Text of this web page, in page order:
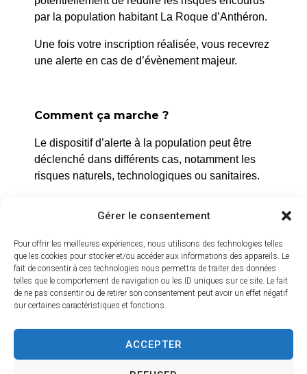
Gérer le consentement
Pour offrir les meilleures expériences, nous utilisons des technologies telles
que les cookies pour stocker et/ou accéder aux informations des appareils. Le
fait de consentir à ces technologies nous permettra de traiter des données
telles que le comportement de navigation ou les ID uniques sur ce site. Le fait
de ne pas consentir ou de retirer son consentement peut avoir un effet négatif
sur certaines caractéristiques et fonctions.
ACCEPTER
2 avenue de l’Europe Unie,
13640 La Roque d’Anthéron
Nous contacter
Horaires d'ouverture
Du lundi au jeudi :
de 8h30 à 11h30 et de 14h à 16h
Le vendredi :
par la population habitant La Roque d’Anthéron.
Une fois votre inscription réalisée, vous recevrez
une alerte en cas de d’évènement majeur.
Comment ça marche ?
Le dispositif d’alerte à la population peut être
déclenché dans différents cas, notamment les
risques naturels, technologiques ou sanitaires.
ville, et peut être localisée selon le périmètre et
Prenez quelques minutes pour vous inscrire et
bénéficier gratuitement de ce service d’alerte :
https://inscription.cedralis.com/
Comment sont utilisées les données